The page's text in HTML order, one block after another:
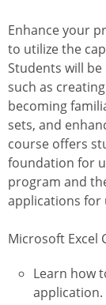
Enhance your
to utilize the
Students will
such as
becoming
sets, and
course offers
foundation for
program and
applications for
Microsoft Excel
Learn how
application.